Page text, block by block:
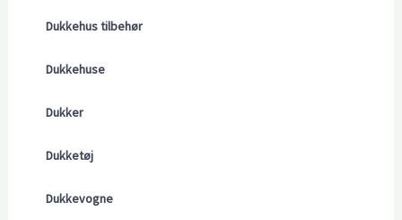
Dukkehus tilbehør
Dukkehuse
Dukker
Dukketøj
Dukkevogne